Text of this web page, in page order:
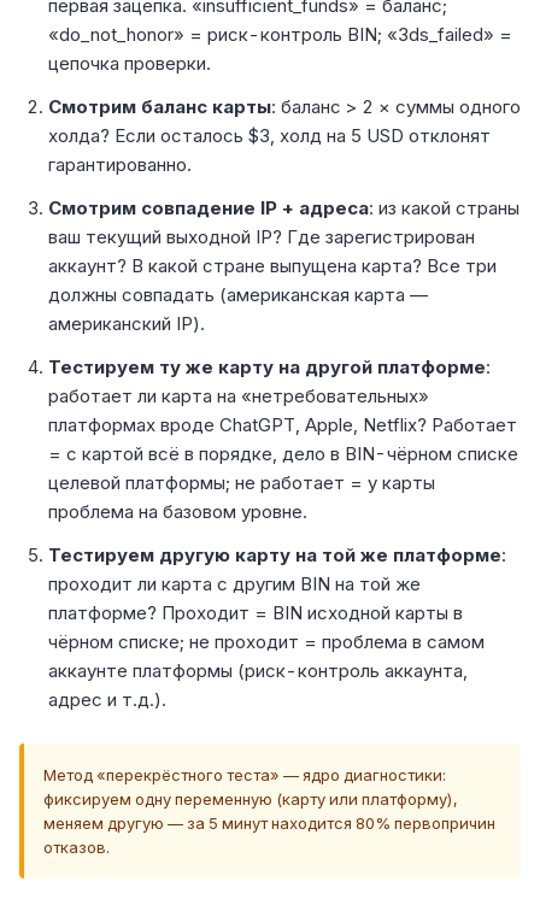
первая зацепка. «insufficient_funds» = баланс;
«do_not_honor» = риск-контроль BIN; «3ds_failed» =
цепочка проверки.
Смотрим баланс карты: баланс > 2 × суммы одного
холда? Если осталось $3, холд на 5 USD отклонят
гарантированно.
Смотрим совпадение IP + адреса: из какой страны
ваш текущий выходной IP? Где зарегистрирован
аккаунт? В какой стране выпущена карта? Все три
должны совпадать (американская карта —
американский IP).
Тестируем ту же карту на другой платформе:
работает ли карта на «нетребовательных»
платформах вроде ChatGPT, Apple, Netflix? Работает
= с картой всё в порядке, дело в BIN-чёрном списке
целевой платформы; не работает = у карты
проблема на базовом уровне.
Тестируем другую карту на той же платформе:
проходит ли карта с другим BIN на той же
платформе? Проходит = BIN исходной карты в
чёрном списке; не проходит = проблема в самом
аккаунте платформы (риск-контроль аккаунта,
адрес и т.д.).
Метод «перекрёстного теста» — ядро диагностики:
фиксируем одну переменную (карту или платформу),
меняем другую — за 5 минут находится 80% первопричин
отказов.